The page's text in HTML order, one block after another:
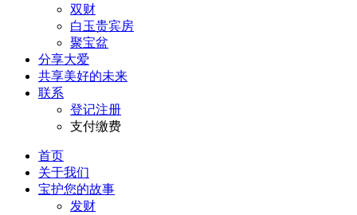
双财
白玉贵宾房
聚宝盆
分享大爱
共享美好的未来
联系
登记注册
支付缴费
首页
关于我们
宝护您的故事
发财